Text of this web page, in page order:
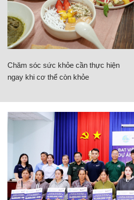
Chăm sóc sức khỏe cần thực hiện
ngay khi cơ thể còn khỏe